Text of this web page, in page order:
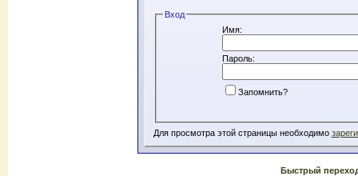
Вход
Имя:
Пароль:
Запомнить?
Для просмотра этой страницы необходимо
Быстрый